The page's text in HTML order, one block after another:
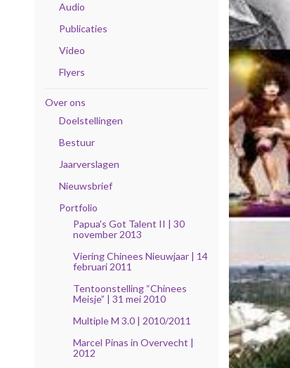
Audio
Publicaties
Video
Flyers
Over ons
Doelstellingen
Bestuur
Jaarverslagen
Nieuwsbrief
Portfolio
Papua's Got Talent II | 30
november 2013
Viering Chinees Nieuwjaar | 14
februari 2011
Tentoonstelling “Chinees
Meisje” | 31 mei 2010
Multiple M 3.0 | 2010/2011
Marcel Pinas in Overvecht |
2012